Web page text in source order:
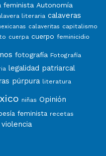
feminista Autonomía
literaria calaveras
calaveritas capitalismo
cuerpa cuerpo feminicidio
fotografía Fotografía
legalidad patriarcal
púrpura literatura
niñas Opinión
feminista recetas
violencia